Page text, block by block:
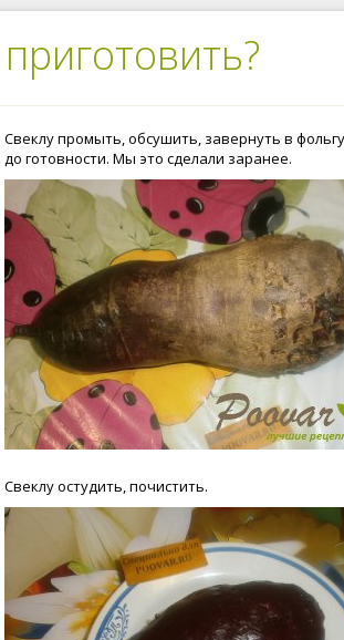
Свеклу промыть, обсушить, завернуть в
до готовности. Мы это сделали заранее.
Свеклу остудить, почистить.